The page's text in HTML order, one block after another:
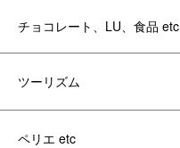
チョコレート、LU、食品 etc
ツーリズム
ペリエ etc